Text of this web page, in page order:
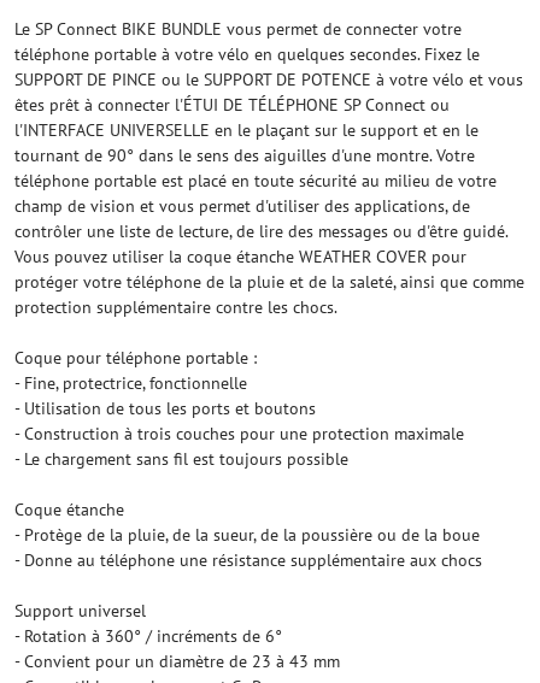
Le SP Connect BIKE BUNDLE vous permet de connecter votre
téléphone portable à votre vélo en quelques secondes. Fixez le
SUPPORT DE PINCE ou le SUPPORT DE POTENCE à votre vélo et vous
êtes prêt à connecter l'ÉTUI DE TÉLÉPHONE SP Connect ou
l'INTERFACE UNIVERSELLE en le plaçant sur le support et en le
tournant de 90° dans le sens des aiguilles d'une montre. Votre
téléphone portable est placé en toute sécurité au milieu de votre
champ de vision et vous permet d'utiliser des applications, de
contrôler une liste de lecture, de lire des messages ou d'être guidé.
Vous pouvez utiliser la coque étanche WEATHER COVER pour
protéger votre téléphone de la pluie et de la saleté, ainsi que comme
protection supplémentaire contre les chocs.
Coque pour téléphone portable :
- Fine, protectrice, fonctionnelle
- Utilisation de tous les ports et boutons
- Construction à trois couches pour une protection maximale
- Le chargement sans fil est toujours possible
Coque étanche
- Protège de la pluie, de la sueur, de la poussière ou de la boue
- Donne au téléphone une résistance supplémentaire aux chocs
Support universel
- Rotation à 360° / incréments de 6°
- Convient pour un diamètre de 23 à 43 mm